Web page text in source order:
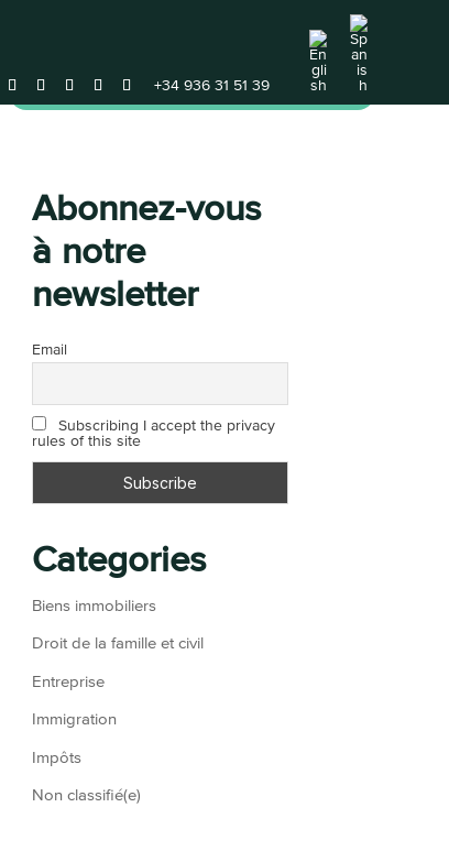
+34 936 31 51 39
DEMANDER UNE CONSULTATION
Abonnez-vous
à notre
newsletter
Email
Subscribing I accept the privacy
rules of this site
Categories
Biens immobiliers
Droit de la famille et civil
Entreprise
Immigration
Impôts
Non classifié(e)